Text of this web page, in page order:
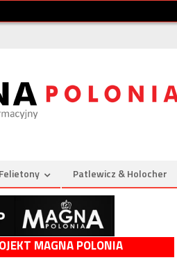
Felietony Patlewicz & Holocher
MAGNA POLONIA